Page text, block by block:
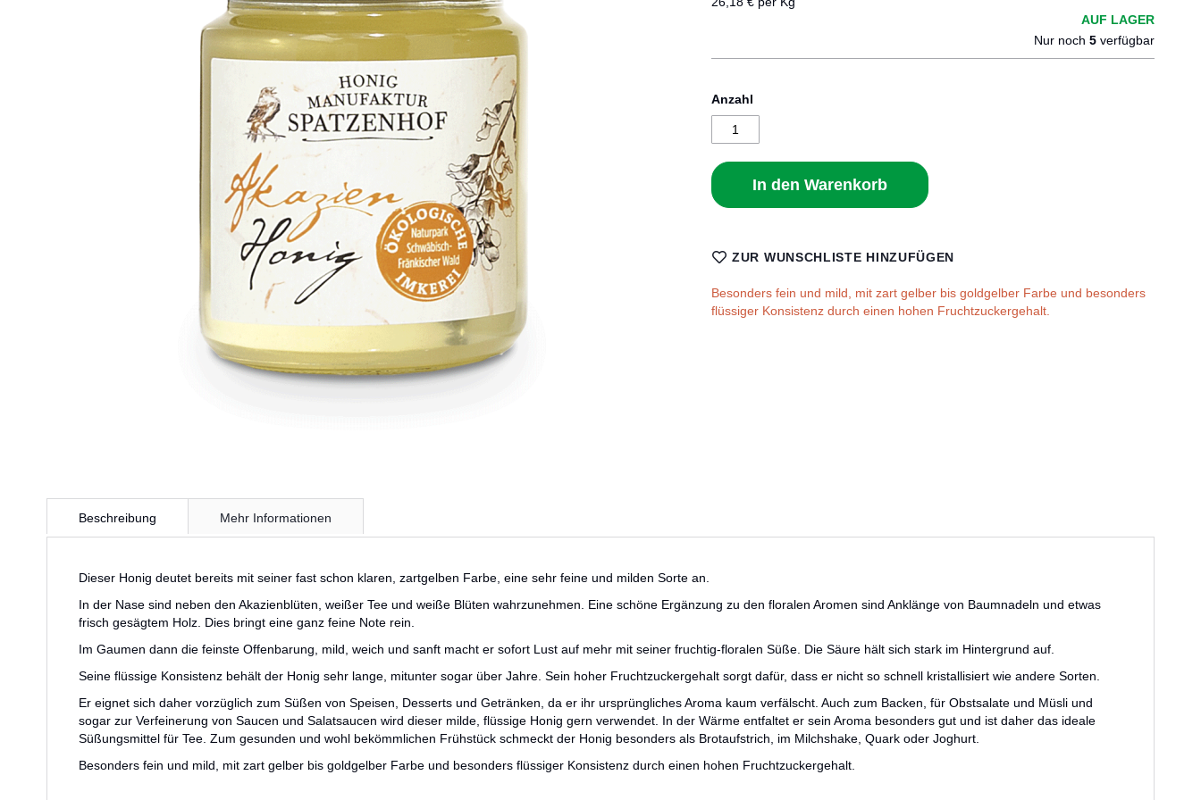
AUF LAGER
Nur noch 5 verfügbar
Anzahl
In den Warenkorb
ZUR WUNSCHLISTE HINZUFÜGEN
Besonders fein und mild, mit zart gelber bis goldgelber Farbe und besonders
flüssiger Konsistenz durch einen hohen Fruchtzuckergehalt.
Anfang
Bildergalerie
Beschreibung
Dieser Honig deutet bereits mit seiner fast schon klaren, zartgelben Farbe, eine sehr feine und milden Sorte an.
In der Nase sind neben den Akazienblüten, weißer Tee und weiße Blüten wahrzunehmen. Eine schöne Ergänzung zu den floralen Aromen sind Anklänge von Baumnadeln und etwas
frisch gesägtem Holz. Dies bringt eine ganz feine Note rein.
Im Gaumen dann die feinste Offenbarung, mild, weich und sanft macht er sofort Lust auf mehr mit seiner fruchtig-floralen Süße. Die Säure hält sich stark im Hintergrund auf.
Seine flüssige Konsistenz behält der Honig sehr lange, mitunter sogar über Jahre. Sein hoher Fruchtzuckergehalt sorgt dafür, dass er nicht so schnell kristallisiert wie andere Sorten.
Er eignet sich daher vorzüglich zum Süßen von Speisen, Desserts und Getränken, da er ihr ursprüngliches Aroma kaum verfälscht. Auch zum Backen, für Obstsalate und Müsli und
sogar zur Verfeinerung von Saucen und Salatsaucen wird dieser milde, flüssige Honig gern verwendet. In der Wärme entfaltet er sein Aroma besonders gut und ist daher das ideale
Süßungsmittel für Tee. Zum gesunden und wohl bekömmlichen Frühstück schmeckt der Honig besonders als Brotaufstrich, im Milchshake, Quark oder Joghurt.
Besonders fein und mild, mit zart gelber bis goldgelber Farbe und besonders flüssiger Konsistenz durch einen hohen Fruchtzuckergehalt.
Mehr Informationen